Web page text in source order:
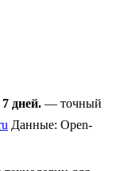
дней. — точный
Данные: Open-